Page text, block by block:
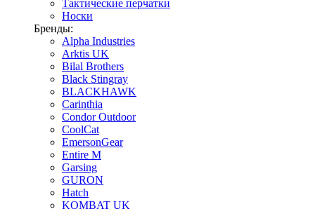
Тактические перчатки
Носки
Бренды:
Alpha Industries
Arktis UK
Bilal Brothers
Black Stingray
BLACKHAWK
Carinthia
Condor Outdoor
CoolCat
EmersonGear
Entire M
Garsing
GURON
Hatch
KOMBAT UK